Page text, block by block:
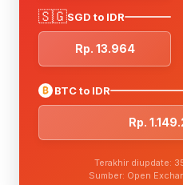
🇸🇬SGD to IDR
Rp. 13.964
₿ BTC to IDR
Rp.
Terakhir diupdate:
Sumber: Open